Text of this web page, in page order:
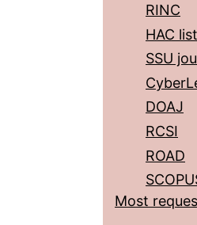
RINC
HAC list
SSU
DOAJ
RCSI
ROAD
Most